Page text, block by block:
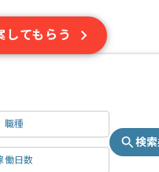
してもらう
職種
働日数
検